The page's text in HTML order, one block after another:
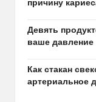
причину
Девять
ваше давление
Как стакан
артериальное